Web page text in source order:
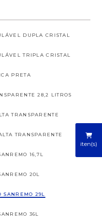
iten(s)
DUPLA CRISTAL
TRIPLA CRISTAL
PRETA
28,2 LITROS
TRANSPARENTE
TRANSPARENTE
16,7L
20L
29L
36L